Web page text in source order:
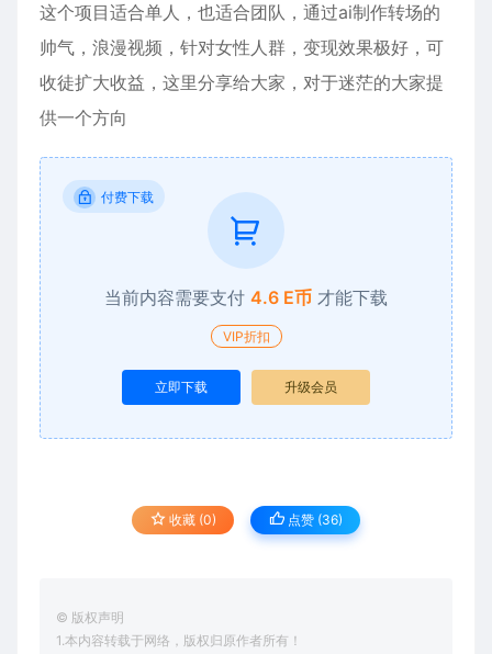
这个项目适合单人，也适合团队，通过ai制作转场的
帅气，浪漫视频，针对女性人群，变现效果极好，可
收徒扩大收益，这里分享给大家，对于迷茫的大家提
供一个方向
付费下载
当前内容需要支付 4.6 E币 才能下载
VIP折扣
立即下载 升级会员
收藏 (0) 点赞 (36)
© 版权声明
1.本内容转载于网络，版权归原作者所有！